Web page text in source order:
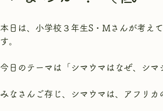
本日は、小学校３年生S・Mさんが考え
す。
今日のテーマは「シマウマはなぜ、シマ
みなさんご存じ、シマウマは、アフリカ